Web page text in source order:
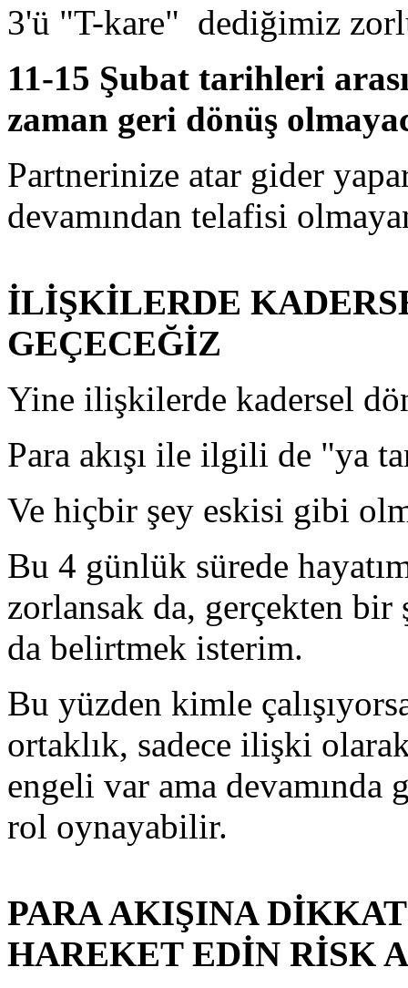
3'ü "T-kare" dediğimiz
11-15 Şubat tarihleri
zaman geri dönüş
Partnerinize atar gider
devamından telafisi
İLİŞKİLERDE
GEÇECEĞİZ
Yine ilişkilerde kadersel
Para akışı ile ilgili de "ya
Ve hiçbir şey eskisi gibi
Bu 4 günlük sürede
zorlansak da, gerçekten
da belirtmek isterim.
Bu yüzden kimle
ortaklık, sadece ilişki
engeli var ama
rol oynayabilir.
PARA AKIŞINA
HAREKET EDİN RİSK